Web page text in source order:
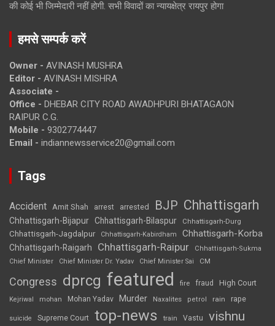
की कोई भी जिम्मेदारी नहीं होगी. सभी विवादों का न्यायक्षेत्र रायपुर होगा
हमसे सम्पर्क करें
Owner - AVINASH MUSHRA
Editor - AVINASH MISHRA
Associate -
Office - DHEBAR CITY ROAD AWADHPURI BHATAGAON
RAIPUR C.G.
Mobile - 9302774447
Email - indiannewsservice20@gmail.com
Tags
Accident Amit Shah arrest arrested BJP Chhattisgarh
Chhattisgarh-Bijapur Chhattisgarh-Bilaspur Chhattisgarh-Durg
Chhattisgarh-Jagdalpur Chhattisgarh-Kabirdham Chhattisgarh-Korba
Chhattisgarh-Raigarh Chhattisgarh-Raipur
Chhattisgarh-Sukma
Chief Minister
Chief Minister Dr. Yadav Chief Minister Sai CM
Congress dprcg featured fire fraud High Court
Kejriwal mohan Mohan Yadav Murder Naxalites petrol rain rape
suicide Supreme Court top-news train Vastu vishnu